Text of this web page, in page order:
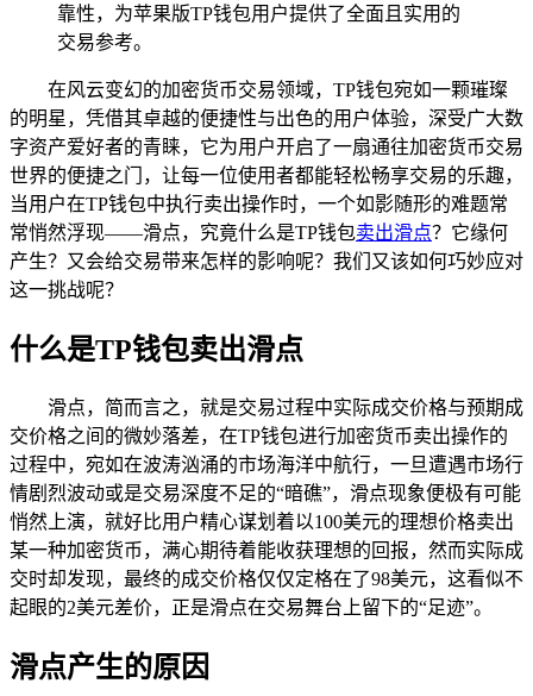
靠性，为苹果版TP钱包用户提供了全面且实用的
交易参考。
在风云变幻的加密货币交易领域，TP钱包宛如一颗璀璨
的明星，凭借其卓越的便捷性与出色的用户体验，深受广大数
字资产爱好者的青睐，它为用户开启了一扇通往加密货币交易
世界的便捷之门，让每一位使用者都能轻松畅享交易的乐趣，
当用户在TP钱包中执行卖出操作时，一个如影随形的难题常
常悄然浮现——滑点，究竟什么是TP钱包卖出滑点？它缘何
产生？又会给交易带来怎样的影响呢？我们又该如何巧妙应对
这一挑战呢？
什么是TP钱包卖出滑点
滑点，简而言之，就是交易过程中实际成交价格与预期成
交价格之间的微妙落差，在TP钱包进行加密货币卖出操作的
过程中，宛如在波涛汹涌的市场海洋中航行，一旦遭遇市场行
情剧烈波动或是交易深度不足的“暗礁”，滑点现象便极有可能
悄然上演，就好比用户精心谋划着以100美元的理想价格卖出
某一种加密货币，满心期待着能收获理想的回报，然而实际成
交时却发现，最终的成交价格仅仅定格在了98美元，这看似不
起眼的2美元差价，正是滑点在交易舞台上留下的“足迹”。
滑点产生的原因